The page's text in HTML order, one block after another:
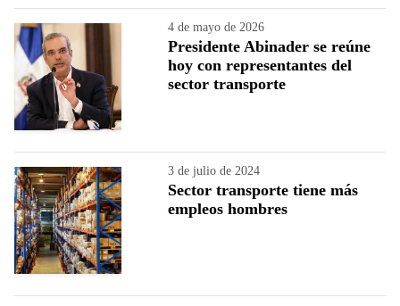
4 de mayo de 2026
Presidente Abinader se reúne
hoy con representantes del
sector transporte
3 de julio de 2024
Sector transporte tiene más
empleos hombres